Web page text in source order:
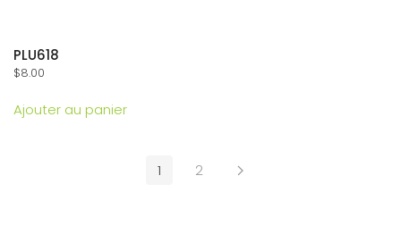
PLU618
$8.00
Ajouter au panier
1 2